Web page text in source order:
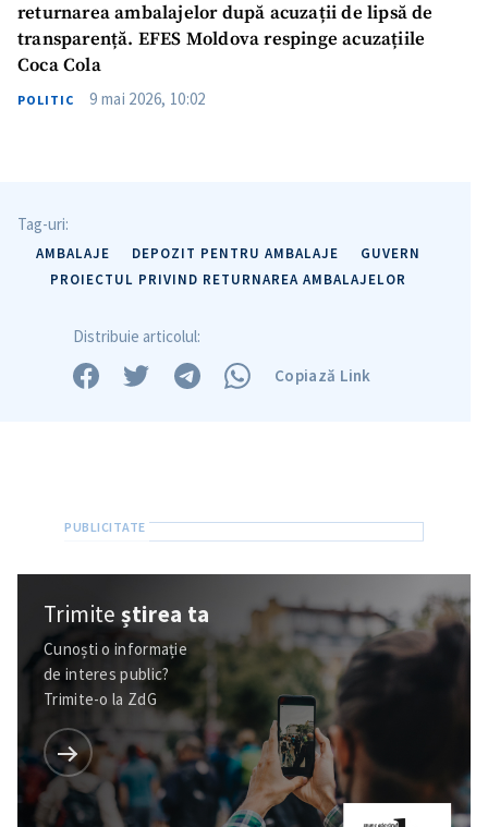
returnarea ambalajelor după acuzații de lipsă de
transparență. EFES Moldova respinge acuzațiile
Coca Cola
POLITIC 9 mai 2026, 10:02
Tag-uri:
AMBALAJE DEPOZIT PENTRU AMBALAJE
GUVERN
PROIECTUL PRIVIND RETURNAREA AMBALAJELOR
Distribuie articolul:
Copiază Link
Trimiteștirea ta
Cunoști o informație
de interes public?
Trimite-o la ZdG